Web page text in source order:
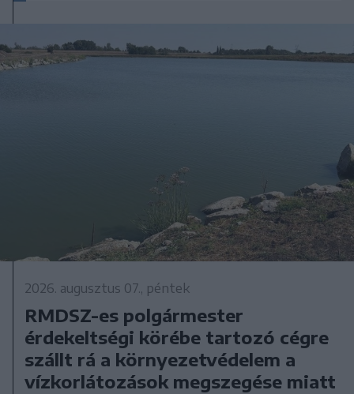
2026. augusztus 07., péntek
RMDSZ-es polgármester
érdekeltségi körébe tartozó cégre
szállt rá a környezetvédelem a
vízkorlátozások megszegése miatt